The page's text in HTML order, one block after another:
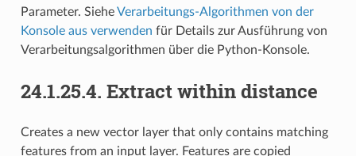
Parameter. SieheVerarbeitungs-Algorithmen von der
Konsole aus verwenden für Details zur Ausführung von
Verarbeitungsalgorithmen über die Python-Konsole.
24.1.25.4. Extract within distance
Creates a new vector layer that only contains matching
features from an input layer. Features are copied